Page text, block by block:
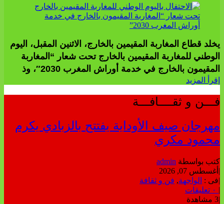
يخلد قطاع المغاربة المقيمين بالخارج، الاثنين المقبل، اليوم
الوطني للمغاربة المقيمين بالخارج تحت شعار “المغاربة
المقيمون بالخارج في خدمة أوراش المغرب 2030″، وذ
إقرأ المزيد
فـــن و ثقــــافـــة
مهرجان صيف الأوداية يفتتح بالزبادي يكرم
محمود مكري
كتب بواسطة admin
| أغسطس 07, 2026
|فى : الواجهة, فن و ثقافة
|
|3 مشاهدة